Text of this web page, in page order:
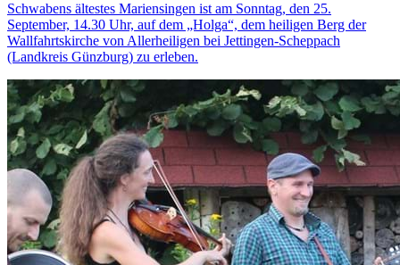
Schwabens ältestes Mariensingen ist am Sonntag, den 25.
September, 14.30 Uhr, auf dem „Holga“, dem heiligen Berg der
Wallfahrtskirche von Allerheiligen bei Jettingen-Scheppach
(Landkreis Günzburg) zu erleben.